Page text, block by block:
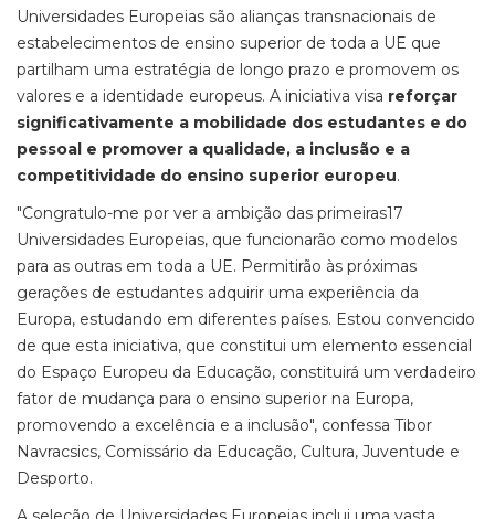
Universidades Europeias são alianças transnacionais de
estabelecimentos de ensino superior de toda a UE que
partilham uma estratégia de longo prazo e promovem os
valores e a identidade europeus. A iniciativa visa reforçar
significativamente a mobilidade dos estudantes e do
pessoal e promover a qualidade, a inclusão e a
competitividade do ensino superior europeu.
"Congratulo-me por ver a ambição das primeiras17
Universidades Europeias, que funcionarão como modelos
para as outras em toda a UE. Permitirão às próximas
gerações de estudantes adquirir uma experiência da
Europa, estudando em diferentes países. Estou convencido
de que esta iniciativa, que constitui um elemento essencial
do Espaço Europeu da Educação, constituirá um verdadeiro
fator de mudança para o ensino superior na Europa,
promovendo a excelência e a inclusão", confessa Tibor
Navracsics, Comissário da Educação, Cultura, Juventude e
Desporto.